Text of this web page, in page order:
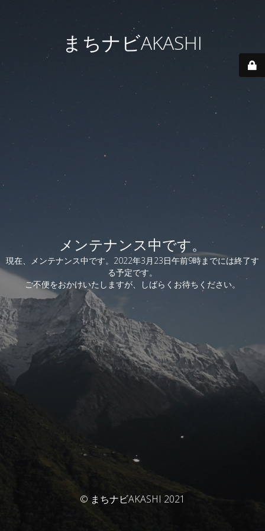
まちナビAKASHI
メンテナンス中です。
現在、メンテナンス中です。2022年3月23日午前9時までには終了す
る予定です。
ご不便をおかけいたしますが、しばらくお待ちください。
© まちナビAKASHI 2021